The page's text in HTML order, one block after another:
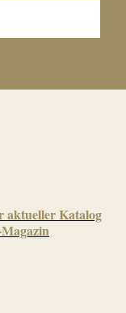
aktueller Katalog